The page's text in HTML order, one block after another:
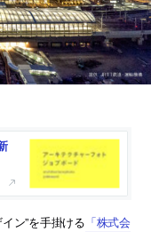
ン”を手掛ける 「株式会